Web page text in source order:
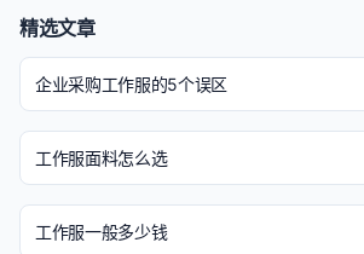
精选文章
企业采购工作服的5个误区
工作服面料怎么选
工作服一般多少钱